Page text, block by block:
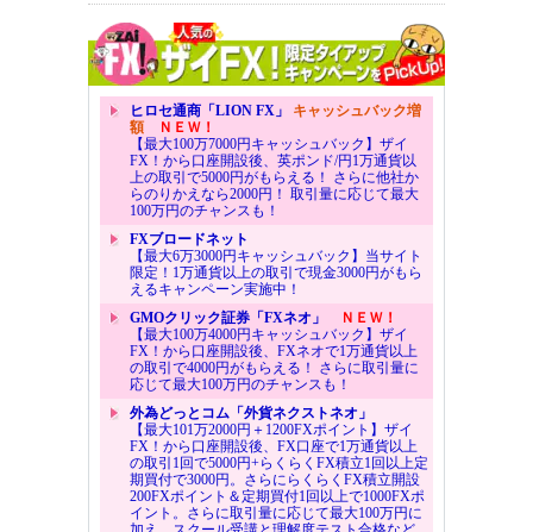
ヒロセ通商「LION FX」 キャッシュバック増
額ＮＥＷ！
【最大100万7000円キャッシュバック】ザイ
FX！から口座開設後、英ポンド/円1万通貨以
上の取引で5000円がもらえる！ さらに他社か
らのりかえなら2000円！ 取引量に応じて最大
100万円のチャンスも！
FXブロードネット
【最大6万3000円キャッシュバック】当サイト
限定！1万通貨以上の取引で現金3000円がもら
えるキャンペーン実施中！
GMOクリック証券「FXネオ」
ＮＥＷ！
【最大100万4000円キャッシュバック】ザイ
FX！から口座開設後、FXネオで1万通貨以上
の取引で4000円がもらえる！ さらに取引量に
応じて最大100万円のチャンスも！
外為どっとコム「外貨ネクストネオ」
【最大101万2000円＋1200FXポイント】ザイ
FX！から口座開設後、FX口座で1万通貨以上
の取引1回で5000円+らくらくFX積立1回以上定
期買付で3000円。さらにらくらくFX積立開設
200FXポイント＆定期買付1回以上で1000FXポ
イント。さらに取引量に応じて最大100万円に